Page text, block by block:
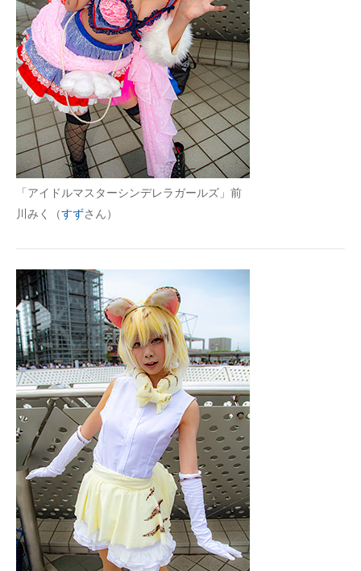
「アイドルマスターシンデレラガールズ」前
川みく（すずさん）